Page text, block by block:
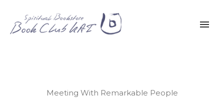
Meeting With Remarkable People